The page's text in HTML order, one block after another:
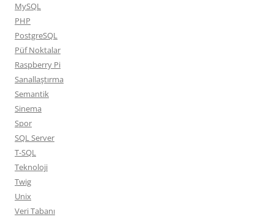
MySQL
PHP
PostgreSQL
Püf Noktalar
Raspberry Pi
Sanallaştırma
Semantik
Sinema
Spor
SQL Server
T-SQL
Teknoloji
Twig
Unix
Veri Tabanı